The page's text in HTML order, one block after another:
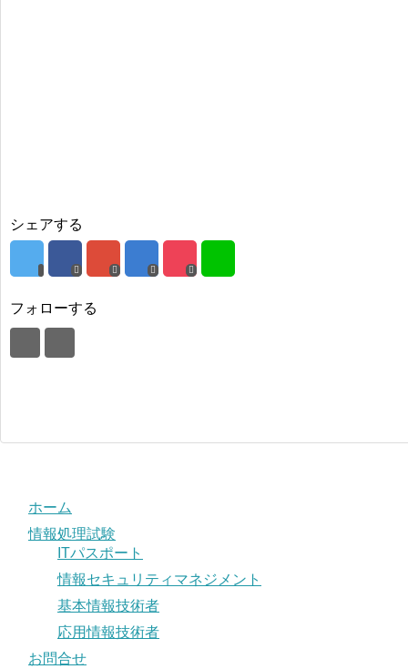
シェアする
フォローする
ホーム
情報処理試験
ITパスポート
情報セキュリティマネジメント
基本情報技術者
応用情報技術者
お問合せ